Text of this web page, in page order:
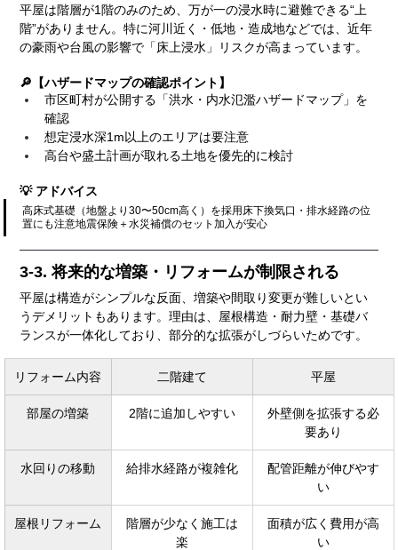
平屋は階層が1階のみのため、万が一の浸水時に避難できる“上
階”がありません。特に河川近く・低地・造成地などでは、近年
の豪雨や台風の影響で「床上浸水」リスクが高まっています。
🔎【ハザードマップの確認ポイント】
市区町村が公開する「洪水・内水氾濫ハザードマップ」を
確認
想定浸水深1m以上のエリアは要注意
高台や盛土計画が取れる土地を優先的に検討
💡 アドバイス
高床式基礎（地盤より30〜50cm高く）を採用床下換気口・排水経路の位
置にも注意地震保険＋水災補償のセット加入が安心
3-3. 将来的な増築・リフォームが制限される
平屋は構造がシンプルな反面、増築や間取り変更が難しいとい
うデメリットもあります。理由は、屋根構造・耐力壁・基礎バ
ランスが一体化しており、部分的な拡張がしづらいためです。
リフォーム内容 二階建て 平屋
部屋の増築 2階に追加しやすい
外壁側を拡張する必
要あり
水回りの移動 給排水経路が複雑化
配管距離が伸びやす
い
屋根リフォーム
階層が少なく施工は
楽
面積が広く費用が高
い